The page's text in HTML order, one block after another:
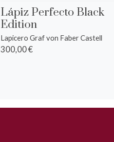
Lápiz Perfecto Black
Edition
Lapicero Graf von Faber Castell
300,00 €